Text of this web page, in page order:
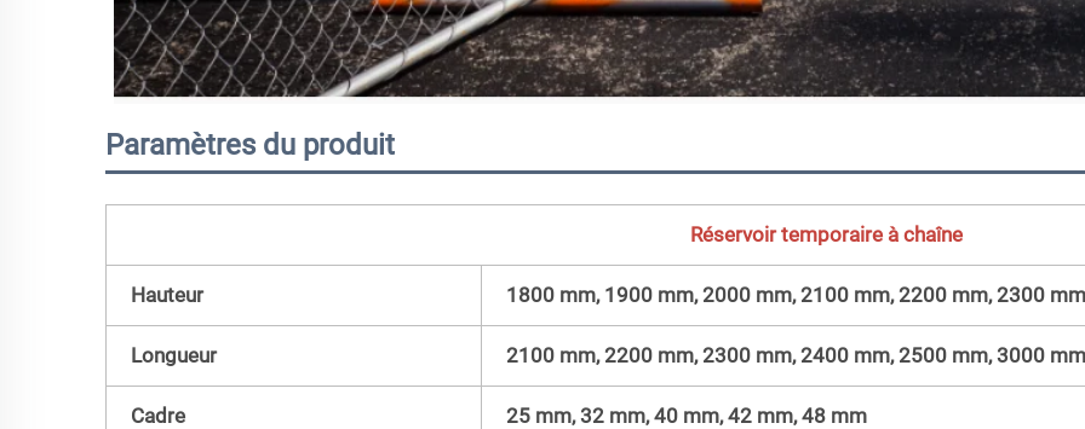
Paramètres du produit
Réservoir temporaire à chaîne
Hauteur 1800 mm, 1900 mm, 2000 mm, 2100 mm, 2200 mm, 2300 mm
Longueur 2100 mm, 2200 mm, 2300 mm, 2400 mm, 2500 mm, 3000 mm
Cadre 25 mm, 32 mm, 40 mm, 42 mm, 48 mm